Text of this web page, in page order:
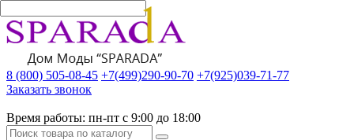
8 (800) 505-08-45 +7(499)290-90-70 +7(925)039-71-77
Заказать звонок
Время работы: пн-пт с 9:00 до 18:00